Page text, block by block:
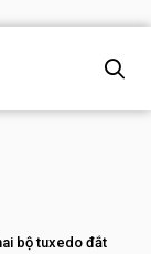
bộ tuxedo đắt